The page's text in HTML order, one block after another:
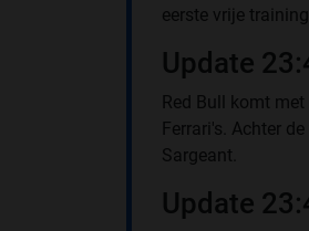
eerste vrije
Update
Red Bull komt
Ferrari's. Achter
Sargeant.
Update